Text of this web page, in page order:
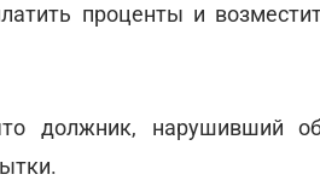
проценты и
должник, нарушивший